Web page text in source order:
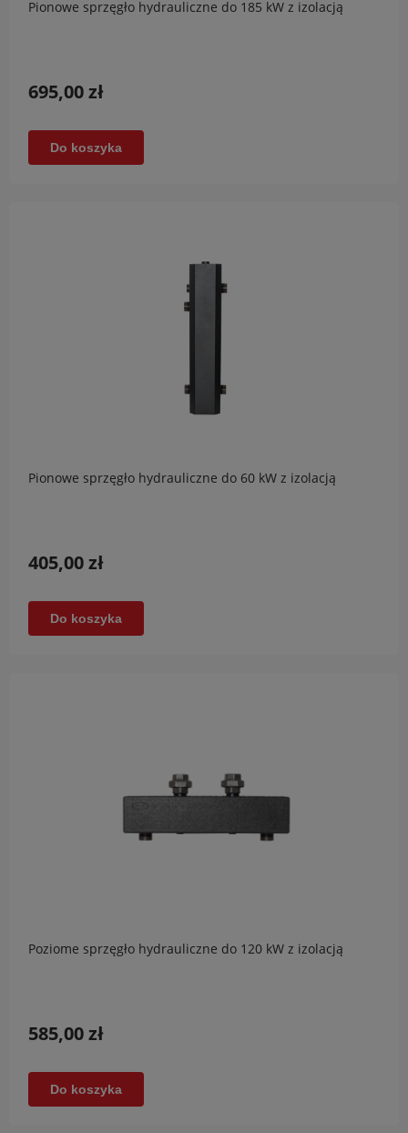
Pionowe sprzęgło hydrauliczne do 185 kW z izolacją
695,00 zł
Do koszyka
Pionowe sprzęgło hydrauliczne do 60 kW z izolacją
405,00 zł
Do koszyka
Poziome sprzęgło hydrauliczne do 120 kW z izolacją
585,00 zł
Do koszyka